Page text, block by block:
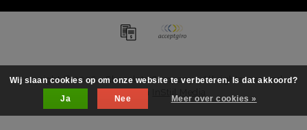
Copyright © 2026 - Chocolate Company - All rights reserved -
Realization
Wij slaan cookies op om onze website te verbeteren. Is dat akkoord?
Ja
Nee Meer over cookies »